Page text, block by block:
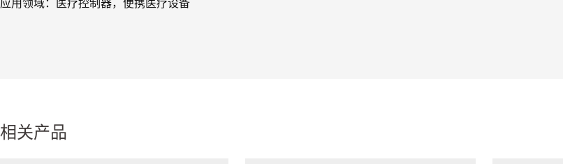
应用领域：医疗控制器，便携医疗设备
相关产品